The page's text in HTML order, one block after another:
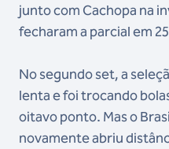
junto com Cachopa na
fecharam a parcial em 25
No segundo set, a
lenta e foi trocando
oitavo ponto. Mas o
novamente abriu